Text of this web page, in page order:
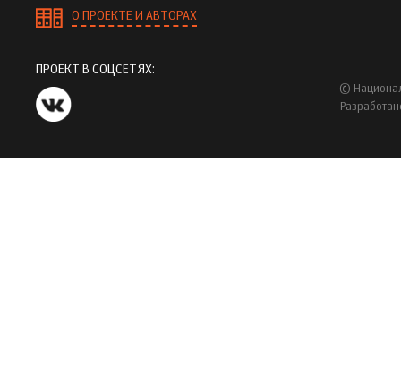
О ПРОЕКТЕ И АВТОРАХ
ПРОЕКТ В СОЦСЕТЯХ:
©